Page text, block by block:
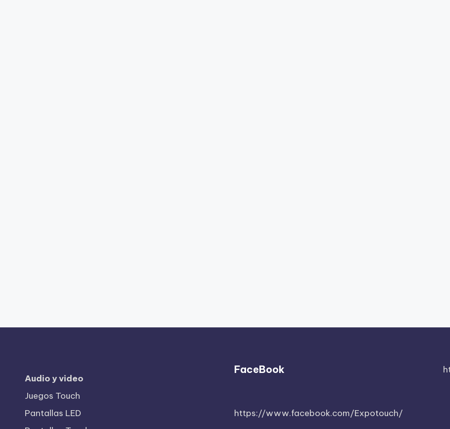
Audio y video
Juegos Touch
Pantallas LED
FaceBook
https://www.facebook.com/Expotouch/